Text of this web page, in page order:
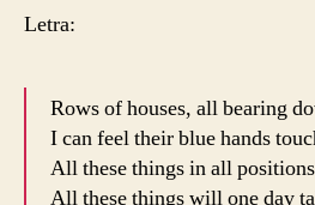
Letra:
Rows of houses, all bearing
I can feel their blue hands
All these things in all positions
All these things will one day